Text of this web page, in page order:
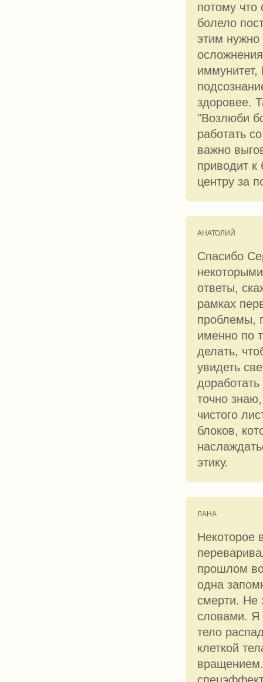
потому что
болело
этим нужно
иммунитет,
здоровее.
"Возлюби
работать
важно
приводит
центру за
АНАТОЛИЙ
Спасибо
ответы,
рамках
проблемы,
именно по
делать,
увидеть
точно
чистого
блоков,
этику.
ЛАНА
Некоторое
прошлом
одна
смерти. Не
словами. Я
тело
клеткой